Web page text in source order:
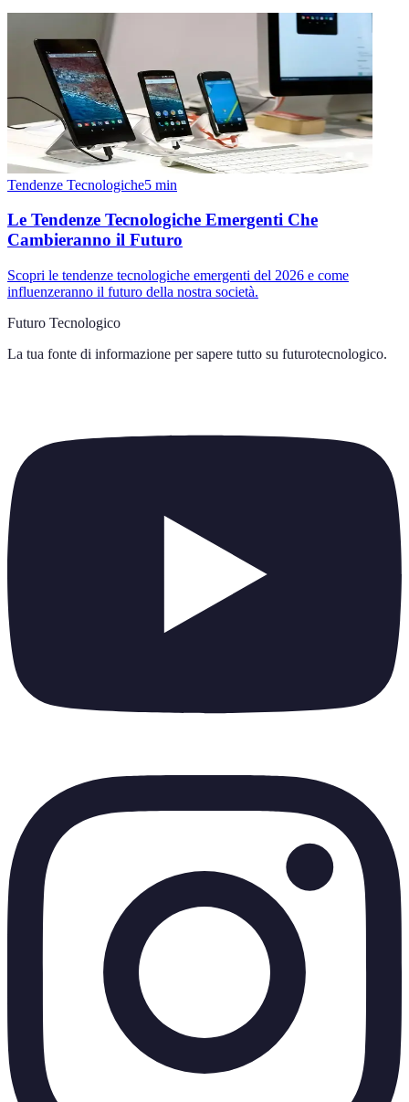
Tendenze Tecnologiche5 min
Le Tendenze Tecnologiche Emergenti Che
Cambieranno il Futuro
Scopri le tendenze tecnologiche emergenti del 2026 e come
influenzeranno il futuro della nostra società.
Futuro Tecnologico
La tua fonte di informazione per sapere tutto su futurotecnologico.